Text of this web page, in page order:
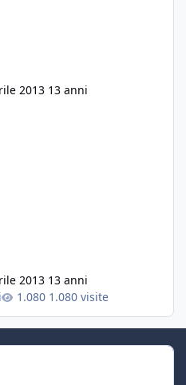
2013 13 anni
2013 13 anni
1.080 visite